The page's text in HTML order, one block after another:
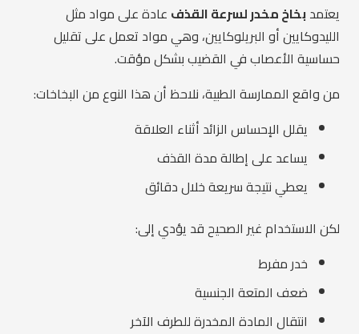
يعتمدبخاخ مخدر لسرعة القذف عادة على مواد مثل
الليدوكايين أو البريلوكايين، وهي مواد تعمل على تقليل
حساسية الأعصاب في القضيب بشكل مؤقت.
من واقع الممارسة الطبية، نلاحظ أن هذا النوع من البخاخات:
يقلل الإحساس الزائد أثناء العلاقة
يساعد على إطالة مدة القذف
يعطي نتيجة سريعة خلال دقائق
لكن الاستخدام غير الصحيح قد يؤدي إلى:
خدر مفرط
ضعف المتعة الجنسية
انتقال المادة المخدرة للطرف الآخر